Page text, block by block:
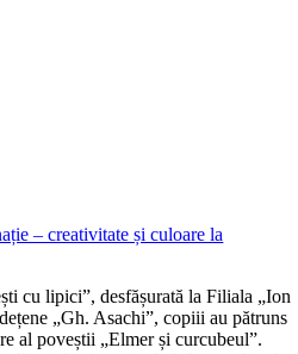
– creativitate și culoare la
cu lipici”, desfășurată la Filiala „Ion
„Gh. Asachi”, copiii au pătruns
al poveștii „Elmer și curcubeul”.